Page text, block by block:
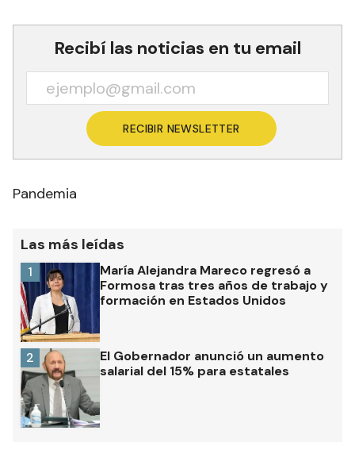
Recibí las noticias en tu email
RECIBIR NEWSLETTER
Pandemia
Las más leídas
María Alejandra Mareco regresó a
Formosa tras tres años de trabajo y
formación en Estados Unidos
1
El Gobernador anunció un aumento
salarial del 15% para estatales
2